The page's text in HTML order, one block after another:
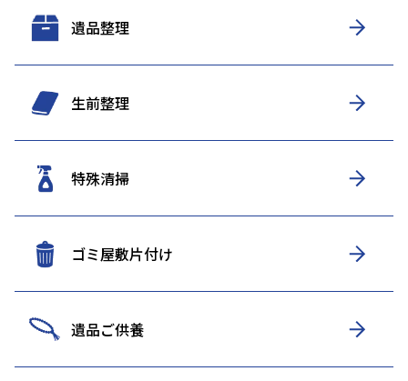
遺品整理
生前整理
特殊清掃
ゴミ屋敷片付け
遺品ご供養